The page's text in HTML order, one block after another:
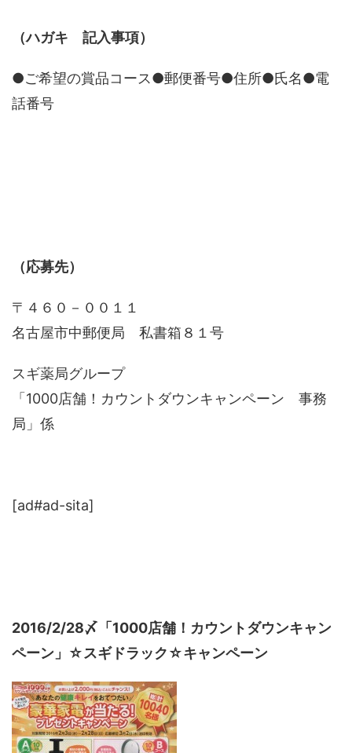
（ハガキ 記入事項）
●ご希望の賞品コース●郵便番号●住所●氏名●電
話番号
（応募先）
〒４６０－００１１
名古屋市中郵便局 私書箱８１号
スギ薬局グループ
「1000店舗！カウントダウンキャンペーン 事務
局」係
[ad#ad-sita]
2016/2/28〆「1000店舗！カウントダウンキャン
ペーン」☆スギドラック☆キャンペーン